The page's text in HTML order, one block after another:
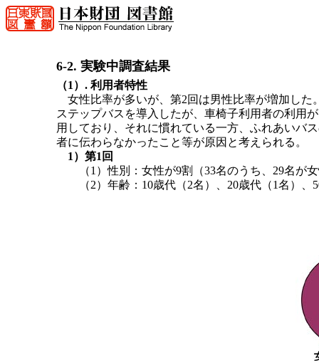
6-2. 実験中調査結果
（1）. 利用者特性
女性比率が多いが、第2回は男性比率が増加した
ステップバスを導入したが、車椅子利用者の利用
用しており、それに慣れている一方、ふれあいバ
者に伝わらなかったこと等が原因と考えられる。
1）第1回
（1）性別：女性が9割（33名のうち、29名が
（2）年齢：10歳代（2名）、20歳代（1名）